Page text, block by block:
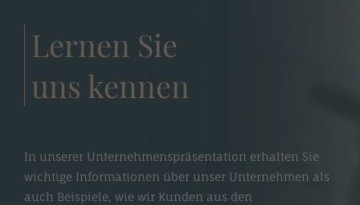
Lernen Sie
uns kennen
In unserer Unternehmenspräsentation erhalten Sie
wichtige Informationen über unser Unternehmen als
auch Beispiele, wie wir Kunden aus den